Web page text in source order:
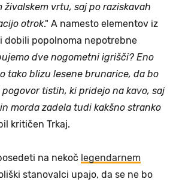
živalskem vrtu, saj po raziskavah
otrok." A namesto elementov iz
dobili popolnoma nepotrebne
dve nogometni igrišči? Eno
tako blizu lesene brunarice, da bo
tistih, ki pridejo na kavo, saj
morda zadela tudi kakšno stranko
kritičen Trkaj.
na nekoč legendarnem
stanovalci upajo, da se ne bo